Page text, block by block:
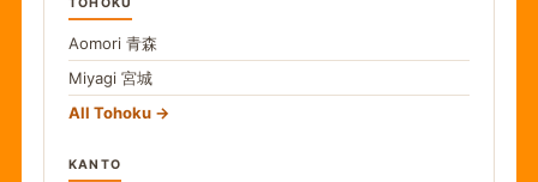
Aomori 青森
Miyagi 宮城
All Tohoku
KANTO